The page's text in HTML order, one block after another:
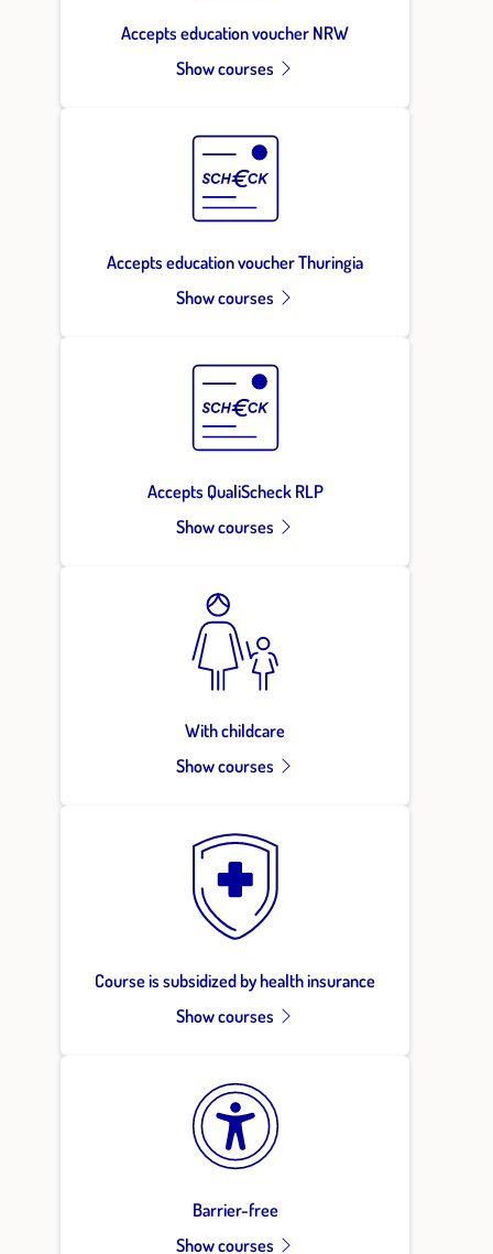
Accepts education voucher NRW
Show courses
Accepts education voucher Thuringia
Show courses
Accepts QualiScheck RLP
Show courses
With childcare
Show courses
Course is subsidized by health insurance
Show courses
Barrier-free
Show courses